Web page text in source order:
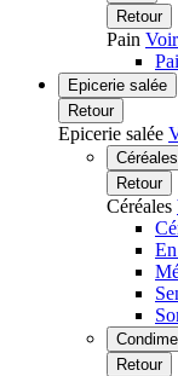
Retour
Pain
Epicerie salée
Retour
Epicerie salée
Céréales
Retour
Céréales
Retour